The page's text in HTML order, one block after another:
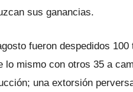
sus ganancias.
fueron despedidos
lo mismo con otros 35 a
una extorsión